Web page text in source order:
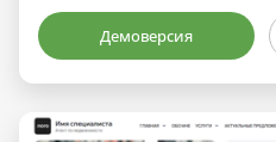
Демоверсия